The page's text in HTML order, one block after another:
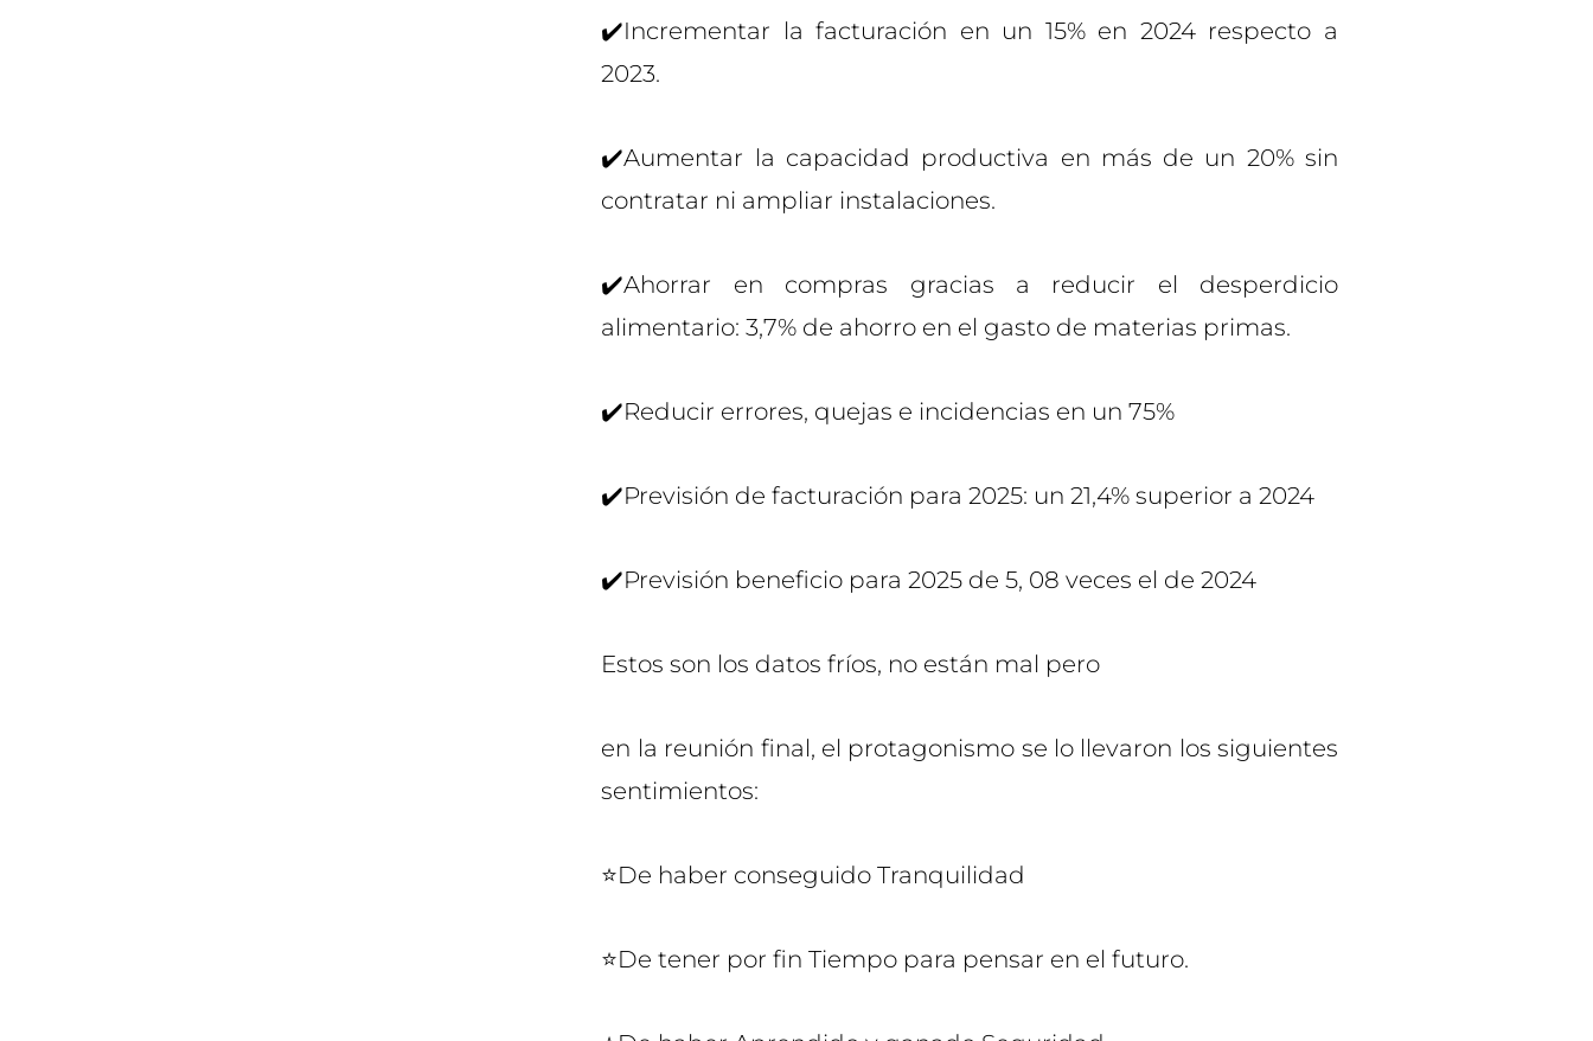
✔️Incrementar la facturación en un 15% en 2024 respecto a
2023.
✔️Aumentar la capacidad productiva en más de un 20% sin
contratar ni ampliar instalaciones.
✔️Ahorrar en compras gracias a reducir el desperdicio
alimentario: 3,7% de ahorro en el gasto de materias primas.
✔️Reducir errores, quejas e incidencias en un 75%
✔️Previsión de facturación para 2025: un 21,4% superior a 2024
✔️Previsión beneficio para 2025 de 5, 08 veces el de 2024
Estos son los datos fríos, no están mal pero
en la reunión final, el protagonismo se lo llevaron los siguientes
sentimientos:
⭐De haber conseguido Tranquilidad
⭐De tener por fin Tiempo para pensar en el futuro.